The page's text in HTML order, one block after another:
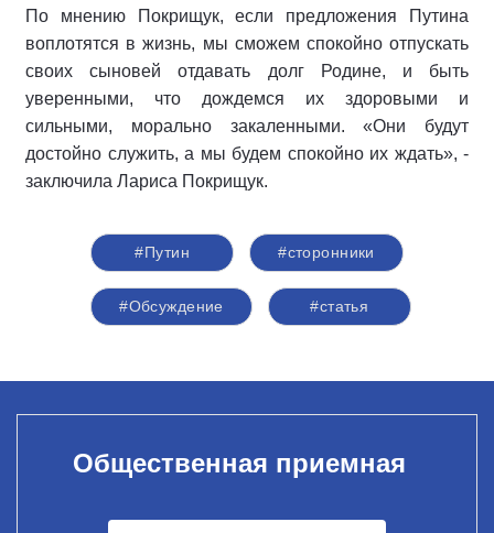
По мнению Покрищук, если предложения Путина
воплотятся в жизнь, мы сможем спокойно отпускать
своих сыновей отдавать долг Родине, и быть
уверенными, что дождемся их здоровыми и
сильными, морально закаленными. «Они будут
достойно служить, а мы будем спокойно их ждать», -
заключила Лариса Покрищук.
#Путин #сторонники
#Обсуждение #статья
Общественная приемная